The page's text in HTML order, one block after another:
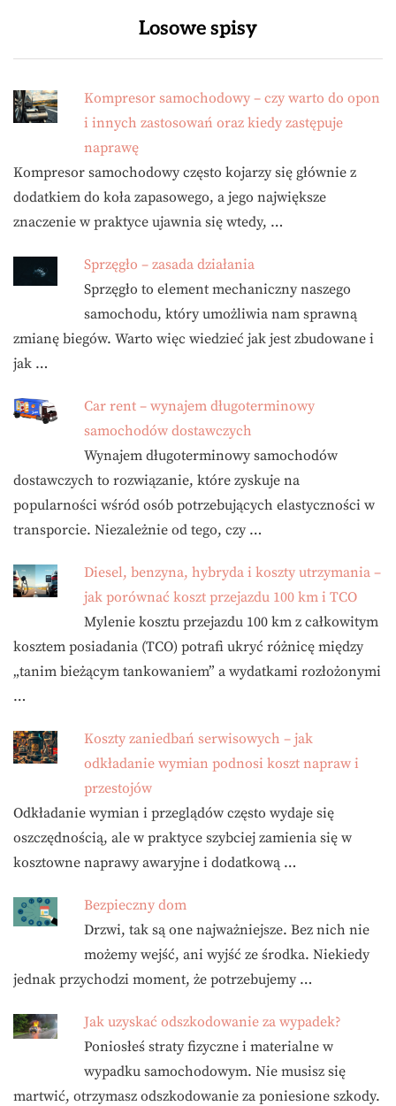
Losowe spisy
Kompresor samochodowy – czy warto do opon
i innych zastosowań oraz kiedy zastępuje
naprawę
Kompresor samochodowy często kojarzy się głównie z
dodatkiem do koła zapasowego, a jego największe
znaczenie w praktyce ujawnia się wtedy, …
Sprzęgło – zasada działania
Sprzęgło to element mechaniczny naszego
samochodu, który umożliwia nam sprawną
zmianę biegów. Warto więc wiedzieć jak jest zbudowane i
jak …
Car rent – wynajem długoterminowy
samochodów dostawczych
Wynajem długoterminowy samochodów
dostawczych to rozwiązanie, które zyskuje na
popularności wśród osób potrzebujących elastyczności w
transporcie. Niezależnie od tego, czy …
Diesel, benzyna, hybryda i koszty utrzymania –
jak porównać koszt przejazdu 100 km i TCO
Mylenie kosztu przejazdu 100 km z całkowitym
kosztem posiadania (TCO) potrafi ukryć różnicę między
„tanim bieżącym tankowaniem” a wydatkami rozłożonymi
…
Koszty zaniedbań serwisowych – jak
odkładanie wymian podnosi koszt napraw i
przestojów
Odkładanie wymian i przeglądów często wydaje się
oszczędnością, ale w praktyce szybciej zamienia się w
kosztowne naprawy awaryjne i dodatkową …
Bezpieczny dom
Drzwi, tak są one najważniejsze. Bez nich nie
możemy wejść, ani wyjść ze środka. Niekiedy
jednak przychodzi moment, że potrzebujemy …
Jak uzyskać odszkodowanie za wypadek?
Poniosłeś straty fizyczne i materialne w
wypadku samochodowym. Nie musisz się
martwić, otrzymasz odszkodowanie za poniesione szkody.